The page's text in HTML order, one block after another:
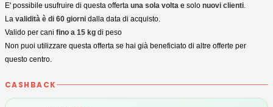
E' possibile usufruire di questa offerta una sola volta e solo nuovi clienti
La validità è di 60 giorni dalla data di acquisto.
Valido per cani fino a 15 kg di peso
Non puoi utilizzare questa offerta se hai già beneficiato di altre offerte per
questo centro.
CASHBACK